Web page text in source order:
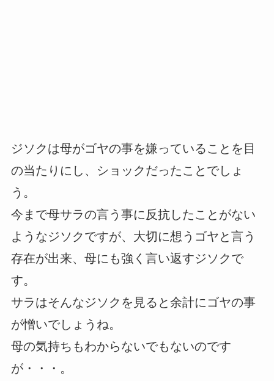
ジソクは母がゴヤの事を嫌っていることを目
の当たりにし、ショックだったことでしょ
う。
今まで母サラの言う事に反抗したことがない
ようなジソクですが、大切に想うゴヤと言う
存在が出来、母にも強く言い返すジソクで
す。
サラはそんなジソクを見ると余計にゴヤの事
が憎いでしょうね。
母の気持ちもわからないでもないのです
が・・・。